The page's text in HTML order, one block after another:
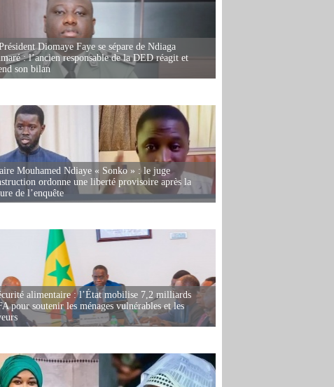
Diomaye Faye se sépare de Ndiaga
: l’ancien responsable de la DED réagit et
son bilan
Mouhamed Ndiaye « Sonko » : le juge
ordonne une liberté provisoire après la
de l’enquête
alimentaire : l’État mobilise 7,2 milliards
pour soutenir les ménages vulnérables et les